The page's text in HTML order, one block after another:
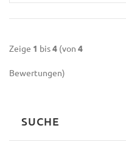
Zeige 1 bis4 (von 4
Bewertungen)
SUCHE